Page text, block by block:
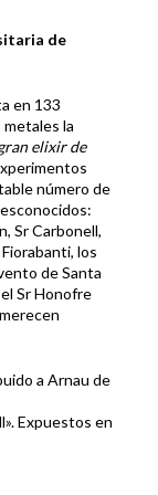
de
en 133
la
elixir de
número de
Sr Carbonell,
los
de Santa
Sr Honofre
a Arnau de
Expuestos en